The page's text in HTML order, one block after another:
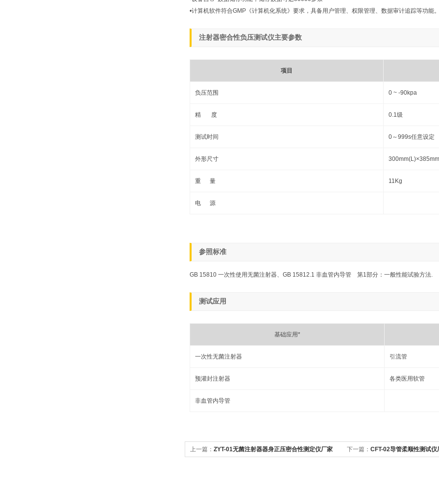
•计算机软件符合GMP《计算机化系统》要求，具备用户管理、权限管理、数据审计追踪等功能
注射器密合性负压测试仪主要参数
项目
负压范围 0 ~ -90kpa
精 度 0.1级
测试时间 0～999s任意设定
外形尺寸
重 量 11Kg
电 源
参照标准
GB 15810 一次性使用无菌注射器、GB 15812.1 非血管内导管 第1部分：一般性能试验方法.
测试应用
基础应用*
一次性无菌注射器 引流管
预灌封注射器 各类医用软管
非血管内导管
上一篇： ZYT-01无菌注射器器身正压密合性测定仪厂家 下一篇： CFT-02导管柔顺性测试仪